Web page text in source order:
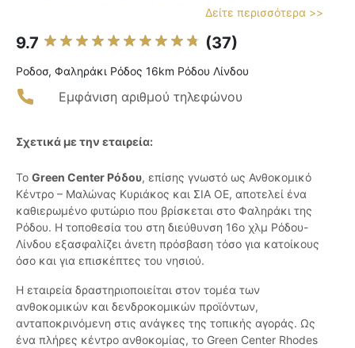
Δείτε περισσότερα >>
9.7 (37)
Ροδοσ, Φαληράκι Ρόδος 16km Ρόδου Λίνδου
Εμφάνιση αριθμού τηλεφώνου
Σχετικά με την εταιρεία:
Το Green Center Ρόδου, επίσης γνωστό ως Ανθοκομικό
Κέντρο – Μαλώνας Κυριάκος και ΣΙΑ ΟΕ, αποτελεί ένα
καθιερωμένο φυτώριο που βρίσκεται στο Φαληράκι της
Ρόδου. Η τοποθεσία του στη διεύθυνση 16ο χλμ Ρόδου-
Λίνδου εξασφαλίζει άνετη πρόσβαση τόσο για κατοίκους
όσο και για επισκέπτες του νησιού.
Η εταιρεία δραστηριοποιείται στον τομέα των
ανθοκομικών και δενδροκομικών προϊόντων,
ανταποκρινόμενη στις ανάγκες της τοπικής αγοράς. Ως
ένα πλήρες κέντρο ανθοκομίας, το Green Center Rhodes